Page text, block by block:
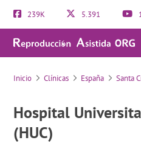
239K 5.391
Hospital Universitario de
Inicio Clínicas España Santa
Hospital
(HUC)